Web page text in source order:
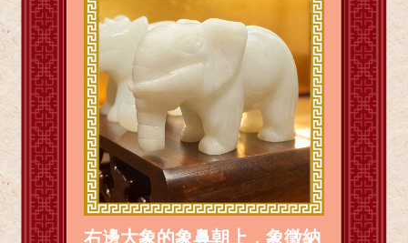
右邊大象的象鼻朝上，象徵納